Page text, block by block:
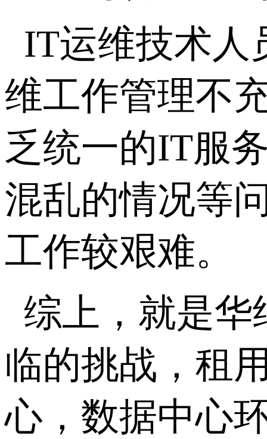
IT运维技术人
维工作管理不
乏统一的IT服
混乱的情况等
工作较艰难。
综上，就是华
临的挑战，租
心，数据中心